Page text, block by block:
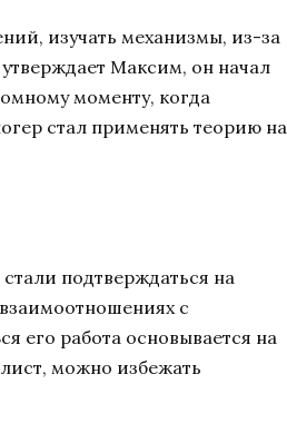
изучать механизмы, из-за
Максим, он начал
моменту, когда
стал применять теорию на
подтверждаться на
с
его работа основывается на
можно избежать